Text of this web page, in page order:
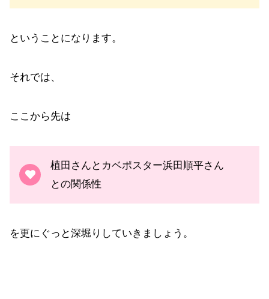
ということになります。
それでは、
ここから先は
植田さんとカベポスター浜田順平さん
との関係性
を更にぐっと深堀りしていきましょう。